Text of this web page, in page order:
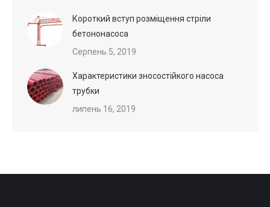
Короткий вступ розміщення стріли
бетононасоса
Серпень 5, 2019
Характеристики зносостійкого насоса
трубки
липень 16, 2019